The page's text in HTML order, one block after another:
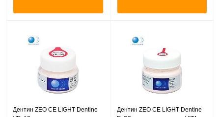
Дентин ZEO CE LIGHT Dentine
Дентин ZEO CE LIGHT Dentine